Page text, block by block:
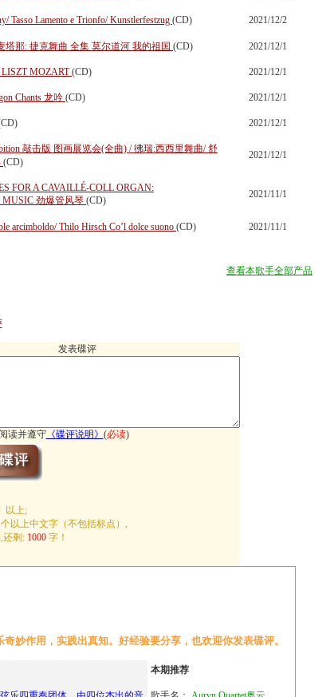
Tasso Lamento e Trionfo/ Kunstlerfestzug (CD) 2021/12/2
塔那: 捷克舞曲 全集 莫尔道河 我的祖国 (CD) 2021/12/1
MOZART(CD) 2021/12/1
Chants 龙吟 (CD) 2021/12/1
2021/12/1
敲击版 图画展览会(全曲) / 彿瑞:西西里舞曲/ 舒
(CD)
2021/12/1
FOR A CAVAILLÉ-COLL ORGAN:
MUSIC 劲爆管风琴 (CD)
2021/11/1
arcimboldo/ Thilo Hirsch Co’l dolce suono (CD) 2021/11/1
查看本歌手全部产品
发表碟评
读并遵守《碟评说明 》 (必读)
以上;
以上中文字（不包括标点）,
剩: 1000字！
妙作用，实践出真知。好经验要分享，也欢迎你发表碟评。
本期推荐